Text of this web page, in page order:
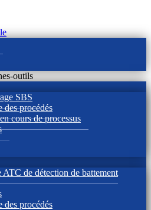
outils
SBS
des procédés
cours de processus
ATC de détection de battement
des procédés